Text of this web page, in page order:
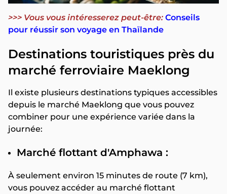
>>> Vous vous intéresserez peut-être: Conseils
pour réussir son voyage en Thaïlande
Destinations touristiques près du
marché ferroviaire Maeklong
Il existe plusieurs destinations typiques accessibles
depuis le marché Maeklong que vous pouvez
combiner pour une expérience variée dans la
journée:
Marché flottant d'Amphawa :
À seulement environ 15 minutes de route (7 km),
vous pouvez accéder au marché flottant